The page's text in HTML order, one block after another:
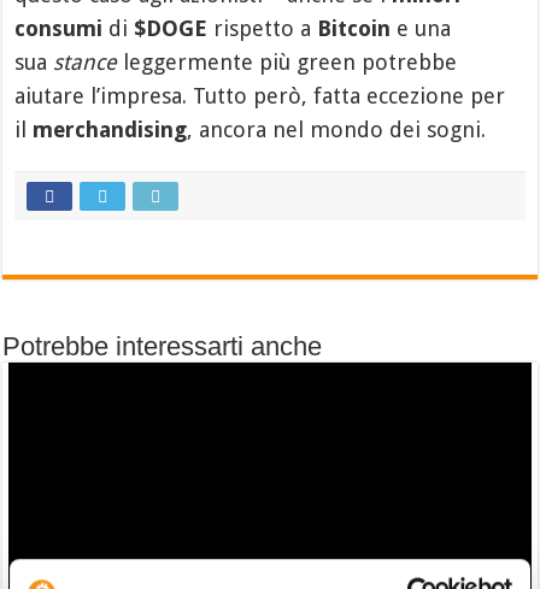
consumi di $DOGE rispetto a Bitcoin e una
sua stanceleggermente più green potrebbe
aiutare l’impresa. Tutto però, fatta eccezione per
il merchandising, ancora nel mondo dei sogni.
Potrebbe interessarti anche